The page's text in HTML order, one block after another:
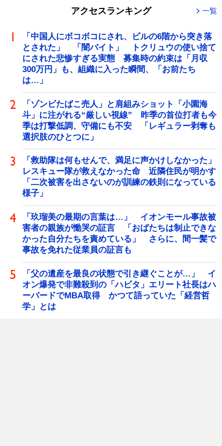
アクセスランキング 一覧
「中国人にボコボコにされ、ビルの6階から突き落
とされた」 「闇バイト」 トクリュウの使い捨て
にされた悲惨すぎる実態 募集時の約束は「月収
300万円」も、組織に入った瞬間、「お前たち
は…」
「ゾンビたばこ売人」と肩組みショット「小園海
斗」に注がれる“厳しい視線” 昨季の首位打者も今
季は打撃低調、守備にも不安 「レギュラー剥奪も
選択肢のひとつに」
「救助隊は何もせんで、満足に声かけしなかった」
レスキュー隊が救えなかった命 近隣住民が明かす
「二次被害を出さないのが訓練の鉄則になっている
様子」
「玖瑠美の最期の言葉は…」 イオンモール事故被
害者の親族が慟哭の証言 「おばたちは制止できな
かった自分たちを責めている」 さらに、間一髪で
事故を免れた従業員の証言も
「父の遺産を最良の状態で引き継ぐことが…」 イ
オン爆発で非難殺到の「ハビタ」エリート社長はハ
ーバードでMBA取得 かつて語っていた「経営哲
学」とは